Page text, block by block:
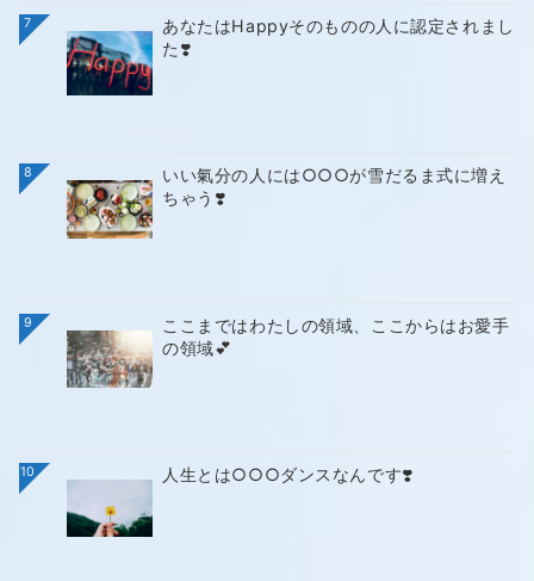
7
あなたはHappyそのものの人に認定されまし
た❣️
8
いい氣分の人には○○○が雪だるま式に増え
ちゃう❣️
9
ここまではわたしの領域、ここからはお愛手
の領域💕
10 人生とは○○○ダンスなんです❣️